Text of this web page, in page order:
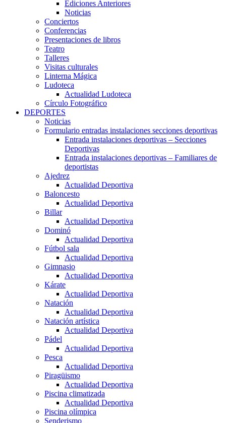
Ediciones Anteriores
Noticias
Conciertos
Conferencias
Presentaciones de libros
Teatro
Talleres
Visitas culturales
Linterna Mágica
Ludoteca
Actualidad Ludoteca
Círculo Fotográfico
DEPORTES
Noticias
Formulario entradas instalaciones secciones deportivas
Entrada instalaciones deportivas – Secciones
Deportivas
Entrada instalaciones deportivas – Familiares de
deportistas
Ajedrez
Actualidad Deportiva
Baloncesto
Actualidad Deportiva
Billar
Actualidad Deportiva
Dominó
Actualidad Deportiva
Fútbol sala
Actualidad Deportiva
Gimnasio
Actualidad Deportiva
Kárate
Actualidad Deportiva
Natación
Actualidad Deportiva
Natación artística
Actualidad Deportiva
Pádel
Actualidad Deportiva
Pesca
Actualidad Deportiva
Piragüismo
Actualidad Deportiva
Piscina climatizada
Actualidad Deportiva
Piscina olímpica
Senderismo